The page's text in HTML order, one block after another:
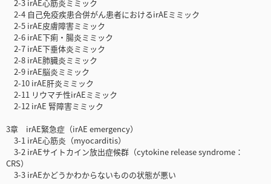
2-3 irAE心筋炎ミミック
2-4 自己免疫疾患合併がん患者におけるirAEミミック
2-5 irAE皮膚障害ミミック
2-6 irAE下痢・腸炎ミミック
2-7 irAE下垂体炎ミミック
2-8 irAE肺臓炎ミミック
2-9 irAE脳炎ミミック
2-10 irAE肝炎ミミック
2-11 リウマチ性irAEミミック
2-12 irAE 腎障害ミミック
3章 irAE緊急症（irAE emergency）
3-1 irAE心筋炎（myocarditis）
3-2 irAEサイトカイン放出症候群（cytokine release syndrome：
CRS）
3-3 irAEかどうかわからないものの状態が悪い